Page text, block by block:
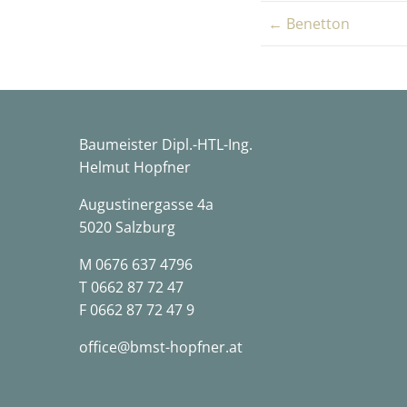
← Benetton
Baumeister Dipl.-HTL-Ing.
Helmut Hopfner
Augustinergasse 4a
5020 Salzburg
M 0676 637 4796
T0662 87 72 47
F 0662 87 72 47 9
office@bmst-hopfner.at